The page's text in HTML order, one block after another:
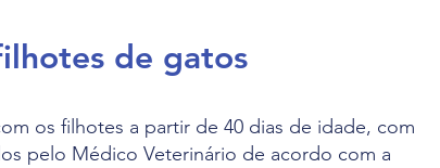
de gatos
os filhotes a partir de 40 dias de idade, com
pelo Médico Veterinário de acordo com a